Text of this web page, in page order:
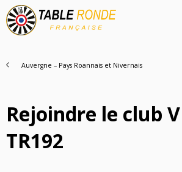
Auvergne – Pays Roannais et Nivernais
Rejoindre le club
TR192